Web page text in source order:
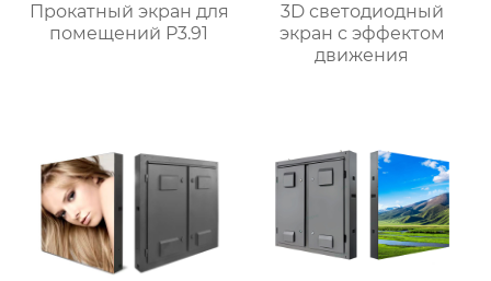
Прокатный экран для
помещений P3.91
3D светодиодный
экран с эффектом
движения